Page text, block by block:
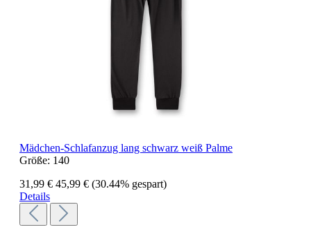
Mädchen-Schlafanzug lang schwarz weiß Palme
Größe: 140
31,99 € 45,99 € (30.44% gespart)
Details